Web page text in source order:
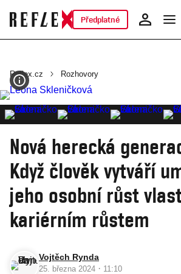
Předplatné
Reflex.cz Rozhovory
Nová herecká
Když člověk vytváří
jeho osobní růst
kariérním růstem
Vojtěch Rynda
25. března 2024 · 11:10